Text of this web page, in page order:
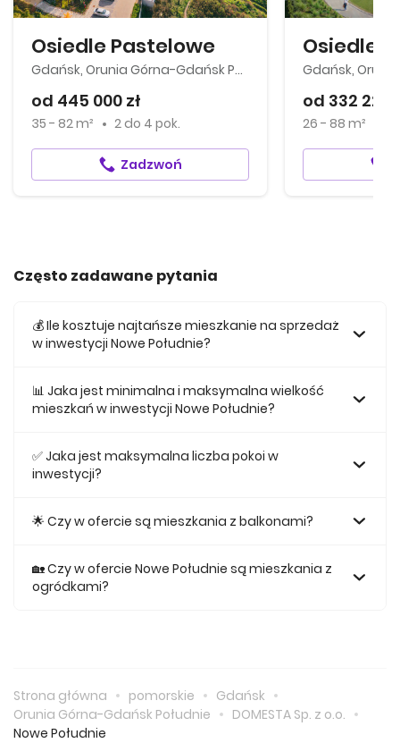
Osiedle Pastelowe
Gdańsk, Orunia Górna-Gdańsk Południe
od 445 000 zł
35 - 82 m² 2 do 4 pok.
Zadzwoń
Osiedle
od 332 220
26 - 88 m²
Często zadawane pytania
💰 Ile kosztuje najtańsze mieszkanie na sprzedaż
w inwestycji Nowe Południe?
442 400 zł.
📊 Jaka jest minimalna i maksymalna wielkość
mieszkań w inwestycji Nowe Południe?
Południe posiada 80,11, natomiast najmniejsze mieszkanie
ma metraż 35,39.
✅ Jaka jest maksymalna liczba pokoi w
inwestycji?
posiada 4.
🌟 Czy w ofercie są mieszkania z balkonami?
mieszkań z balkonami.
🏡 Czy w ofercie Nowe Południe są mieszkania z
ogródkami?
Strona główna pomorskie
Gdańsk
Orunia Górna-Gdańsk Południe
DOMESTA Sp. z o.o.
Nowe Południe